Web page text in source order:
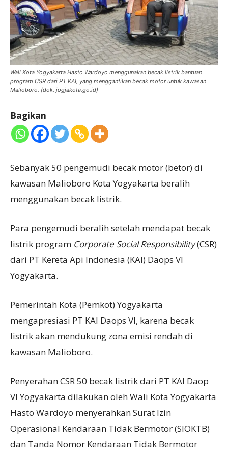
Wali Kota Yogyakarta Hasto Wardoyo menggunakan becak listrik bantuan
program CSR dari PT KAI, yang menggantikan becak motor untuk kawasan
Malioboro. (dok. jogjakota.go.id)
Bagikan
Sebanyak 50 pengemudi becak motor (betor) di
kawasan Malioboro Kota Yogyakarta beralih
menggunakan becak listrik.
Para pengemudi beralih setelah mendapat becak
listrik program Corporate Social Responsibility(CSR)
dari PT Kereta Api Indonesia (KAI) Daops VI
Yogyakarta.
Pemerintah Kota (Pemkot) Yogyakarta
mengapresiasi PT KAI Daops VI, karena becak
listrik akan mendukung zona emisi rendah di
kawasan Malioboro.
Penyerahan CSR 50 becak listrik dari PT KAI Daop
VI Yogyakarta dilakukan oleh Wali Kota Yogyakarta
Hasto Wardoyo menyerahkan Surat Izin
Operasional Kendaraan Tidak Bermotor (SIOKTB)
dan Tanda Nomor Kendaraan Tidak Bermotor